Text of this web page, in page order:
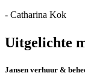
- Catharina Kok
Uitgelichte
Jansen verhuur &